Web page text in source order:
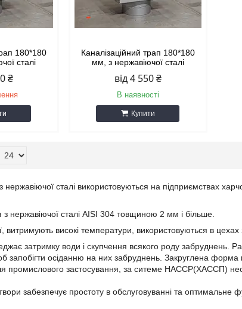
180*180
сталі
₴
Каналізаційний трап 180*180
мм, з нержавіючої сталі
від 4 550 ₴
В наявності
Купити
нержавіючої сталі використовуються на підприємствах
нержавіючої сталі AISI 304 товщиною 2 мм і більше.
витримують високі температури, використовуються в
затримку води і скупчення всякого роду забруднень.
запобігти осіданню на них забруднень. Закруглена
промислового застосування, за ситеме НАССР(ХАССП)
забезпечує простоту в обслуговуванні та